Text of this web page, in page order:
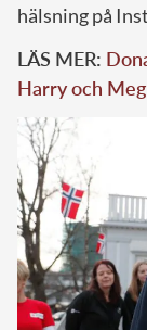
hälsning på
LÄS MER:
Harry och